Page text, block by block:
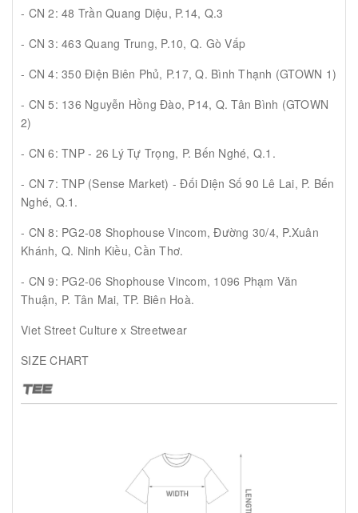
- CN 2: 48 Trần Quang Diệu, P.14, Q.3
- CN 3: 463 Quang Trung, P.10, Q. Gò Vấp
- CN 4: 350 Điện Biên Phủ, P.17, Q. Bình Thạnh (GTOWN 1)
- CN 5: 136 Nguyễn Hồng Đào, P14, Q. Tân Bình (GTOWN
2)
- CN 6: TNP - 26 Lý Tự Trọng, P. Bến Nghé, Q.1.
- CN 7: TNP (Sense Market) - Đối Diện Số 90 Lê Lai, P. Bến
Nghé, Q.1.
- CN 8: PG2-08 Shophouse Vincom, Đường 30/4, P.Xuân
Khánh, Q. Ninh Kiều, Cần Thơ.
- CN 9: PG2-06 Shophouse Vincom, 1096 Phạm Văn
Thuận, P. Tân Mai, TP. Biên Hoà.
Viet Street Culture x Streetwear
SIZE CHART